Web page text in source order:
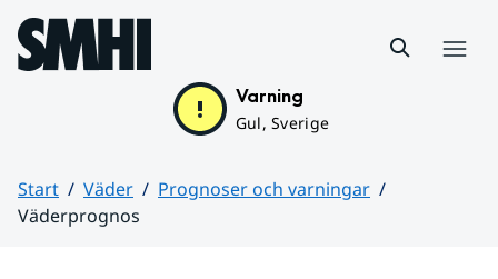
Hoppa till sidans innehåll
Varning
Gul, Sverige
Start Väder
Prognoser och varningar
Väderprognos